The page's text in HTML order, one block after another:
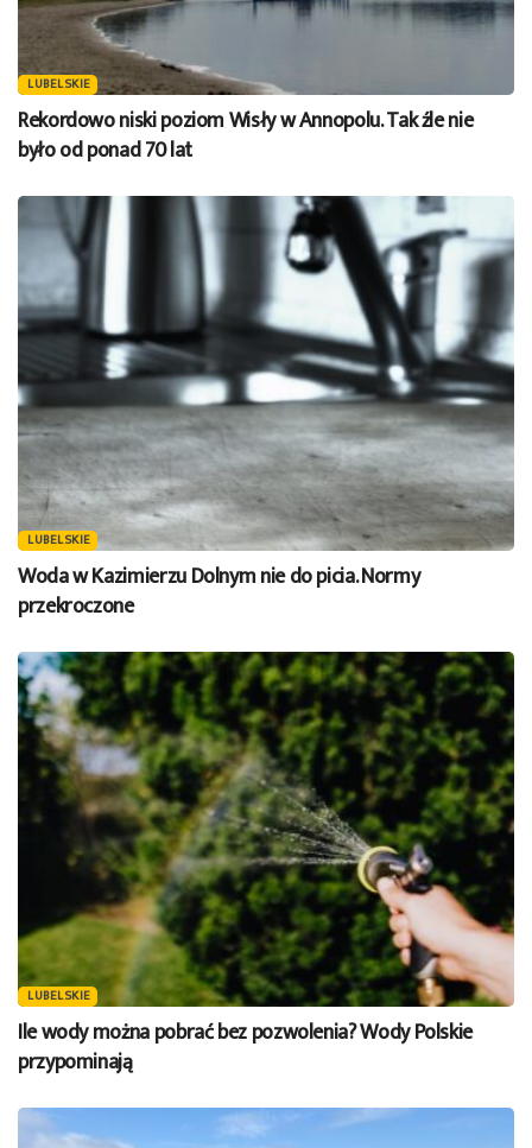
LUBELSKIE
Rekordowo niski poziom Wisły w Annopolu. Tak źle nie
było od ponad 70 lat
LUBELSKIE
Woda w Kazimierzu Dolnym nie do picia. Normy
przekroczone
LUBELSKIE
Ile wody można pobrać bez pozwolenia? Wody Polskie
przypominają